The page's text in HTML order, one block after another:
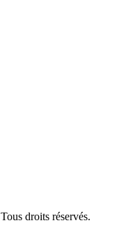
Tous droits réservés.